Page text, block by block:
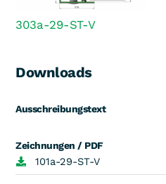
303a-29-ST-V
Downloads
Ausschreibungstext
Zeichnungen / PDF
101a-29-ST-V